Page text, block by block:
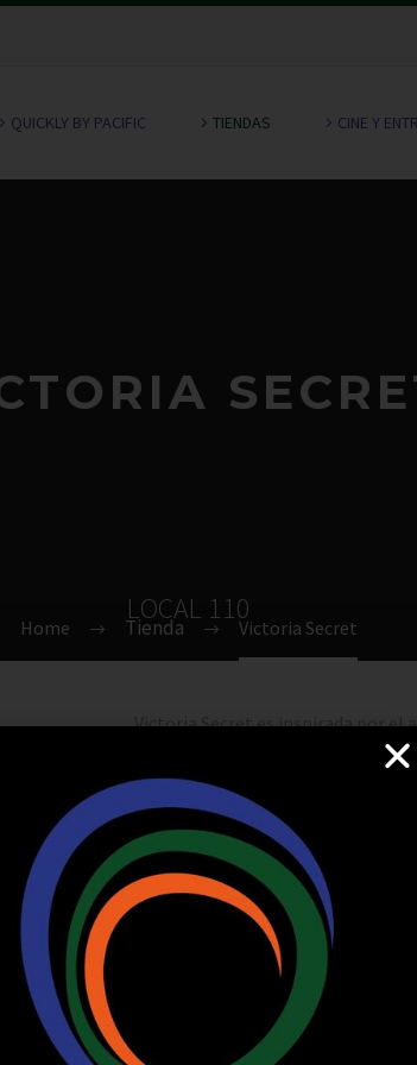
QUICKLY BY PACIFIC TIENDAS CINE Y
LOCAL 110
Home Victoria Secret
Victoria Secret es inspirada por el
fantasía en el armario de
importancia . Y lo que está más
corazón .
Local 110
Lunes – Jueves
10:00 a.m –
Viernes – Sábado
10:00 a.m – 8:15